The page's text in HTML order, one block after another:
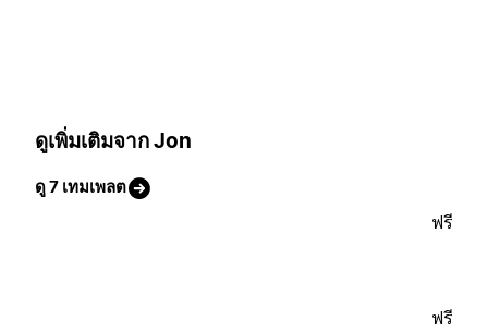
ดูเพิ่มเติมจาก Jon
ดู 7 เทมเพลต
ฟรี
ฟรี